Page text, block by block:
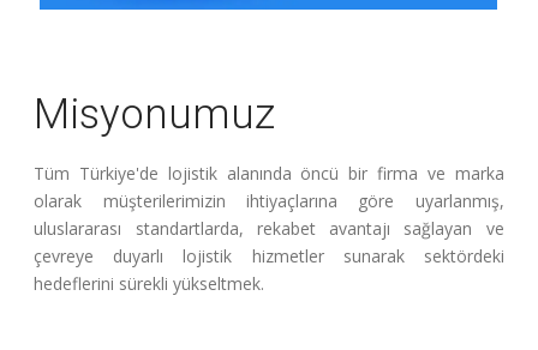
Misyonumuz
Tüm Türkiye'de lojistik alanında öncü bir firma ve marka
olarak müşterilerimizin ihtiyaçlarına göre uyarlanmış,
uluslararası standartlarda, rekabet avantajı sağlayan ve
çevreye duyarlı lojistik hizmetler sunarak sektördeki
hedeflerini sürekli yükseltmek.